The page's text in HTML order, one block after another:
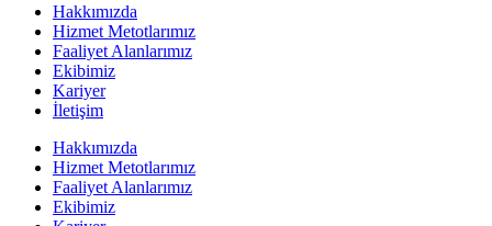
Hakkımızda
Hizmet Metotlarımız
Faaliyet Alanlarımız
Ekibimiz
Kariyer
İletişim
Hakkımızda
Hizmet Metotlarımız
Faaliyet Alanlarımız
Ekibimiz